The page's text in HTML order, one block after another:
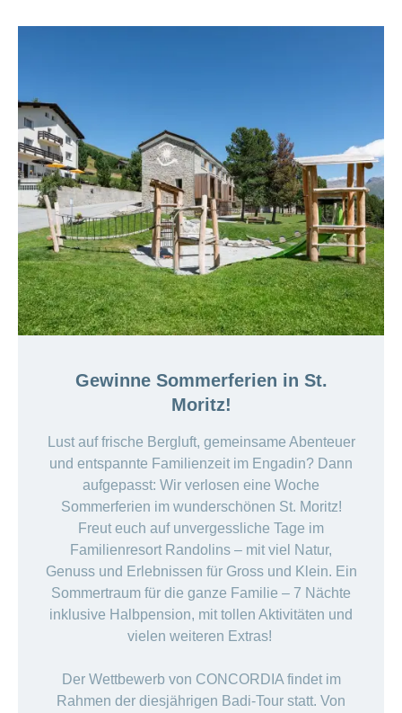
Gewinne Sommerferien in St.
Moritz!
Lust auf frische Bergluft, gemeinsame Abenteuer
und entspannte Familienzeit im Engadin? Dann
aufgepasst: Wir verlosen eine Woche
Sommerferien im wunderschönen St. Moritz!
Freut euch auf unvergessliche Tage im
Familienresort Randolins – mit viel Natur,
Genuss und Erlebnissen für Gross und Klein. Ein
Sommertraum für die ganze Familie – 7 Nächte
inklusive Halbpension, mit tollen Aktivitäten und
vielen weiteren Extras!
Der Wettbewerb von CONCORDIA findet im
Rahmen der diesjährigen Badi-Tour statt. Von